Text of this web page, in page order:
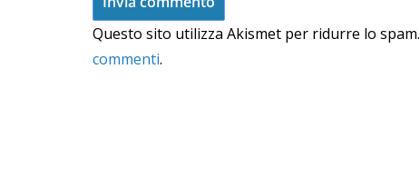
Questo sito utilizza Akismet per ridurre lo spam.
commenti.